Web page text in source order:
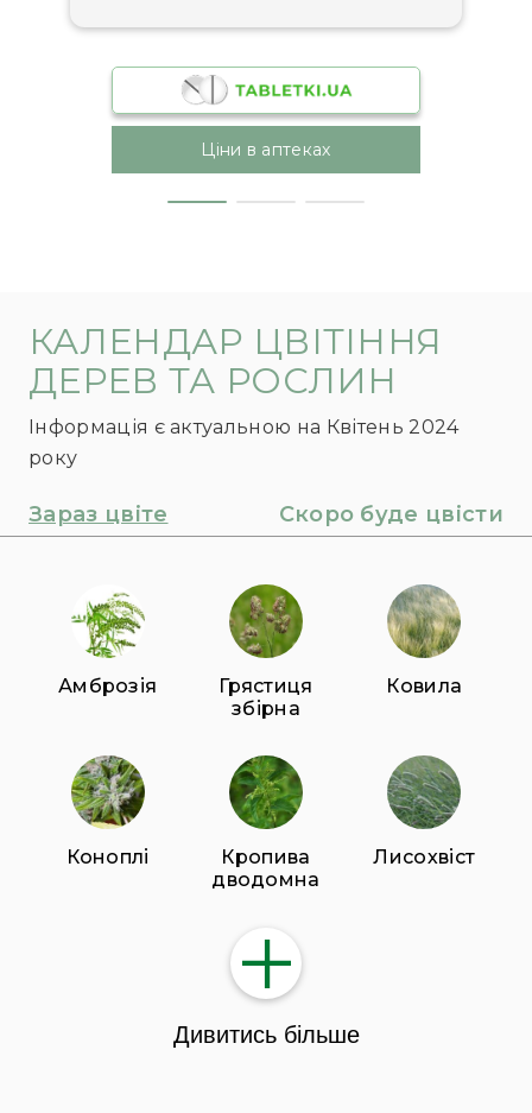
Ціни в аптеках
КАЛЕНДАР ЦВІТІННЯ
ДЕРЕВ ТА РОСЛИН
Інформація є актуальною на Квітень 2024
року
Зараз цвіте Скоро буде цвісти
Амброзія
Грястиця
збірна
Ковила
Коноплі
Кропива
дводомна
Лисохвіст
Дивитись більше